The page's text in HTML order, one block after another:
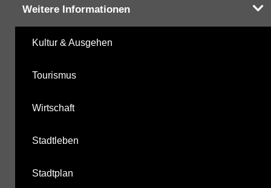
Weitere Informationen
Kultur & Ausgehen
Tourismus
Wirtschaft
Stadtleben
Stadtplan